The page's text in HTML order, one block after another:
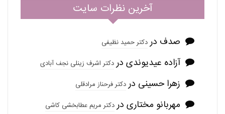
آخرین نظرات سایت
صدف دردکتر حمید نظیفی
آزاده عیدیوندی دردکتر اشرف زینلی نجف آبادی
زهرا حسینی دردکتر فرحناز مرادقلی
مهربانو مختاری دردکتر مریم عطابخشی کاشی